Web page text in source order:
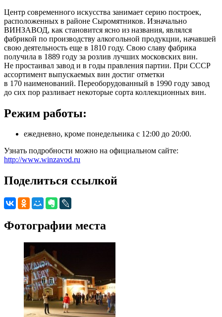
Центр современного искусства занимает серию построек,
расположенных в районе Сыромятников. Изначально
ВИНЗАВОД, как становится ясно из названия, являлся
фабрикой по производству алкогольной продукции, начавшей
свою деятельность еще в 1810 году. Свою славу фабрика
получила в 1889 году за розлив лучших московских вин.
Не простаивал завод и в годы правления партии. При СССР
ассортимент выпускаемых вин достиг отметки
в 170 наименований. Переоборудованный в 1990 году завод
до сих пор разливает некоторые сорта коллекционных вин.
Режим работы:
ежедневно, кроме понедельника с 12:00 до 20:00.
Узнать подробности можно на официальном сайте:
http://www.winzavod.ru
Поделиться ссылкой
Фотографии места